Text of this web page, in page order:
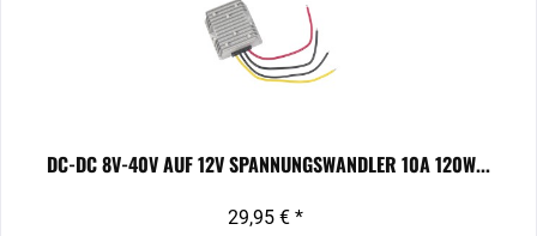
DC-DC 8V-40V AUF 12V SPANNUNGSWANDLER 10A 120W...
29,95 € *